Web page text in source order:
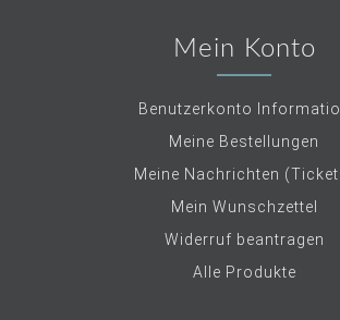
Mein Konto
Benutzerkonto
Meine Bestellungen
Meine Nachrichten
Mein Wunschzettel
Widerruf beantragen
Alle Produkte